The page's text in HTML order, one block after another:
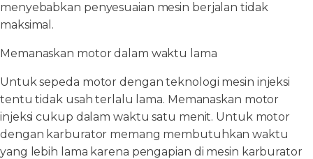
menyebabkan penyesuaian mesin berjalan tidak
maksimal.
Memanaskan motor dalam waktu lama
Untuk sepeda motor dengan teknologi mesin injeksi
tentu tidak usah terlalu lama. Memanaskan motor
injeksi cukup dalam waktu satu menit. Untuk motor
dengan karburator memang membutuhkan waktu
yang lebih lama karena pengapian di mesin karburator